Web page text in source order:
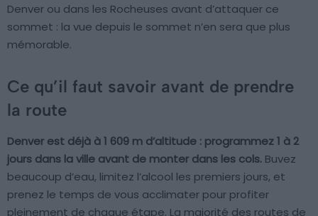
Denver ou dans les Rocheuses avant d’attaquer ce
sommet : la vue depuis le sommet n’en sera que plus
mémorable.
Ce qu’il faut savoir avant de prendre
la route
Denver est déjà à 1 609 m d’altitude : programmez 1 à 2
jours dans la ville avant de monter dans les cols. Buvez
beaucoup d’eau, limitez l’alcool les premiers jours, et
prenez le temps de vous acclimater pour profiter
pleinement de chaque étape. La majorité des routes de